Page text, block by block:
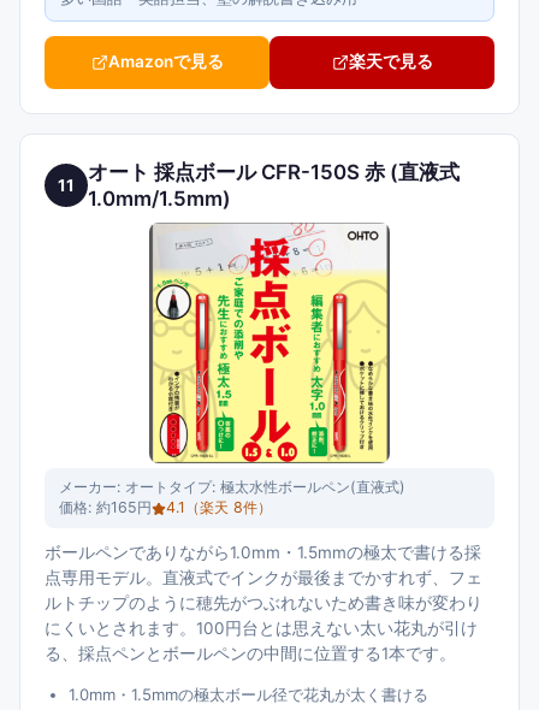
Amazonで見る 楽天で見る
11
オート 採点ボール CFR-150S 赤 (直液式
1.0mm/1.5mm)
メーカー: オート タイプ: 極太水性ボールペン(直液式)
価格: 約165円 4.1 （楽天 8件）
ボールペンでありながら1.0mm・1.5mmの極太で書ける採
点専用モデル。直液式でインクが最後までかすれず、フェ
ルトチップのように穂先がつぶれないため書き味が変わり
にくいとされます。100円台とは思えない太い花丸が引け
る、採点ペンとボールペンの中間に位置する1本です。
1.0mm・1.5mmの極太ボール径で花丸が太く書ける